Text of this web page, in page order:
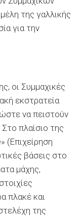
της γαλλικής
για την
οι Συμμαχικές
εκστρατεία
να πειστούν
πλαίσιο της
(Επιχείρηση
βάσεις στο
μάχης,
πλακέ και
της